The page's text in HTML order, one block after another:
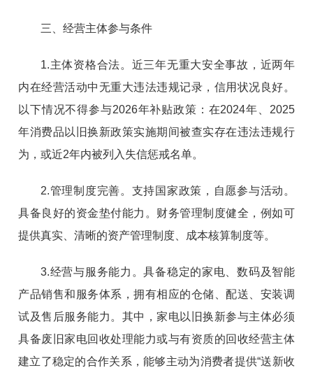
三、经营主体参与条件
1.主体资格合法。近三年无重大安全事故，近两年
内在经营活动中无重大违法违规记录，信用状况良好。
以下情况不得参与2026年补贴政策：在2024年、2025
年消费品以旧换新政策实施期间被查实存在违法违规行
为，或近2年内被列入失信惩戒名单。
2.管理制度完善。支持国家政策，自愿参与活动。
具备良好的资金垫付能力。财务管理制度健全，例如可
提供真实、清晰的资产管理制度、成本核算制度等。
3.经营与服务能力。具备稳定的家电、数码及智能
产品销售和服务体系，拥有相应的仓储、配送、安装调
试及售后服务能力。其中，家电以旧换新参与主体必须
具备废旧家电回收处理能力或与有资质的回收经营主体
建立了稳定的合作关系，能够主动为消费者提供“送新收